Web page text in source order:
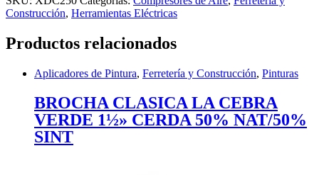
Construcción, Herramientas Eléctricas
Productos relacionados
Aplicadores de Pintura, Ferretería y Construcción, Pinturas
BROCHA CLASICA LA CEBRA
VERDE 1½» CERDA 50% NAT/50%
SINT